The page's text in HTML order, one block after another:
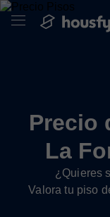
Precio
La
¿Quieres
Valora tu piso